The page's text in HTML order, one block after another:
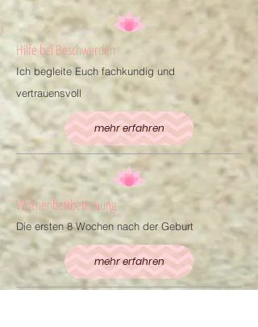
Hilfe bei Beschwerden
Ich begleite Euch fachkundig und
vertrauensvoll
mehr erfahren
Wochenbettbetreuung
Die ersten 8 Wochen nach der Geburt
mehr erfahren